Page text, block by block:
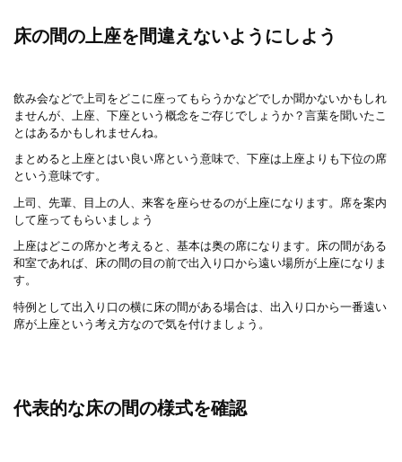
床の間の上座を間違えないようにしよう
飲み会などで上司をどこに座ってもらうかなどでしか聞かないかもしれ
ませんが、上座、下座という概念をご存じでしょうか？言葉を聞いたこ
とはあるかもしれませんね。
まとめると上座とはい良い席という意味で、下座は上座よりも下位の席
という意味です。
上司、先輩、目上の人、来客を座らせるのが上座になります。席を案内
して座ってもらいましょう
上座はどこの席かと考えると、基本は奥の席になります。床の間がある
和室であれば、床の間の目の前で出入り口から遠い場所が上座になりま
す。
特例として出入り口の横に床の間がある場合は、出入り口から一番遠い
席が上座という考え方なので気を付けましょう。
代表的な床の間の様式を確認